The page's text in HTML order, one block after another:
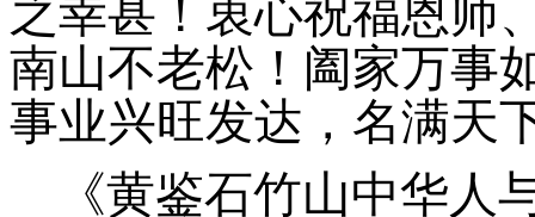
之幸甚！衷心祝福恩师
南山不老松！阖家万事
事业兴旺发达，名满天
《黄鉴石竹山中华人